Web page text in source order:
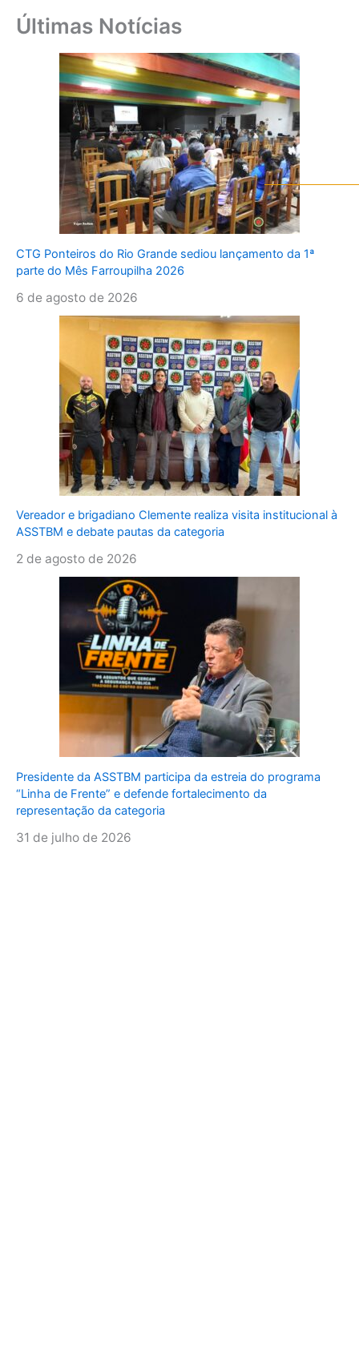
Últimas Notícias
CTG Ponteiros do Rio Grande sediou lançamento da 1ª
parte do Mês Farroupilha 2026
6 de agosto de 2026
Vereador e brigadiano Clemente realiza visita institucional à
ASSTBM e debate pautas da categoria
2 de agosto de 2026
Presidente da ASSTBM participa da estreia do programa
“Linha de Frente” e defende fortalecimento da
representação da categoria
31 de julho de 2026